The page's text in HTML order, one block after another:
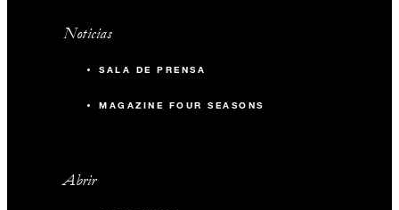
Noticias
SALA DE PRENSA
MAGAZINE FOUR SEASONS
Abrir